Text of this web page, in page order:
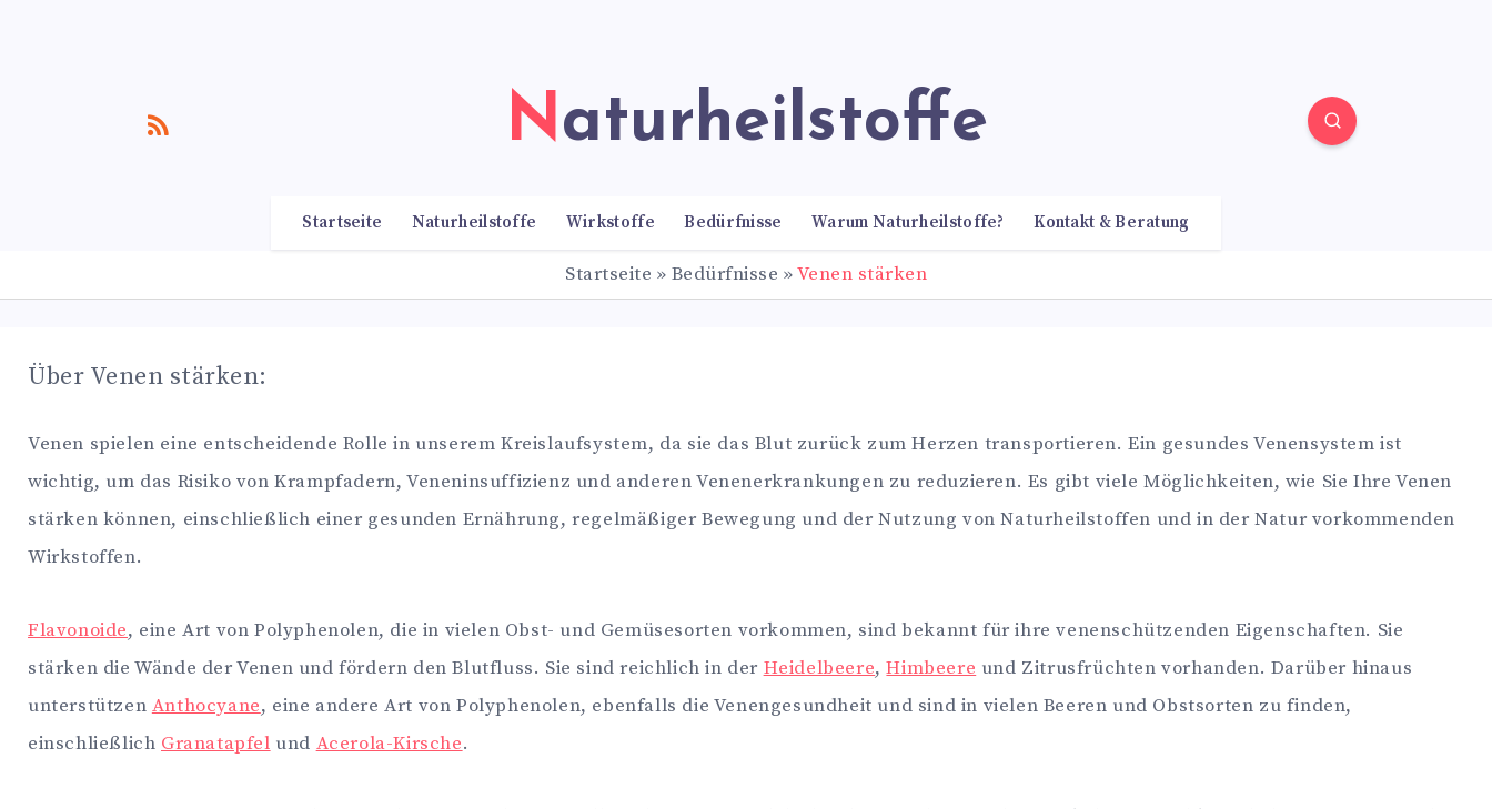
Naturheilstoffe
Startseite Naturheilstoffe Wirkstoffe Bedürfnisse Warum Naturheilstoffe? Kontakt & Beratung
Startseite » Bedürfnisse »Venen stärken
Über Venen stärken:
Venen spielen eine entscheidende Rolle in unserem Kreislaufsystem, da sie das Blut zurück zum Herzen transportieren. Ein gesundes Venensystem ist
wichtig, um das Risiko von Krampfadern, Veneninsuffizienz und anderen Venenerkrankungen zu reduzieren. Es gibt viele Möglichkeiten, wie Sie Ihre Venen
stärken können, einschließlich einer gesunden Ernährung, regelmäßiger Bewegung und der Nutzung von Naturheilstoffen und in der Natur vorkommenden
Wirkstoffen.
Flavonoide, eine Art von Polyphenolen, die in vielen Obst- und Gemüsesorten vorkommen, sind bekannt für ihre venenschützenden Eigenschaften. Sie
stärken die Wände der Venen und fördern den Blutfluss. Sie sind reichlich in der Heidelbeere,Himbeere und Zitrusfrüchten vorhanden. Darüber hinaus
unterstützen Anthocyane, eine andere Art von Polyphenolen, ebenfalls die Venengesundheit und sind in vielen Beeren und Obstsorten zu finden,
einschließlich Granatapfel und Acerola-Kirsche.